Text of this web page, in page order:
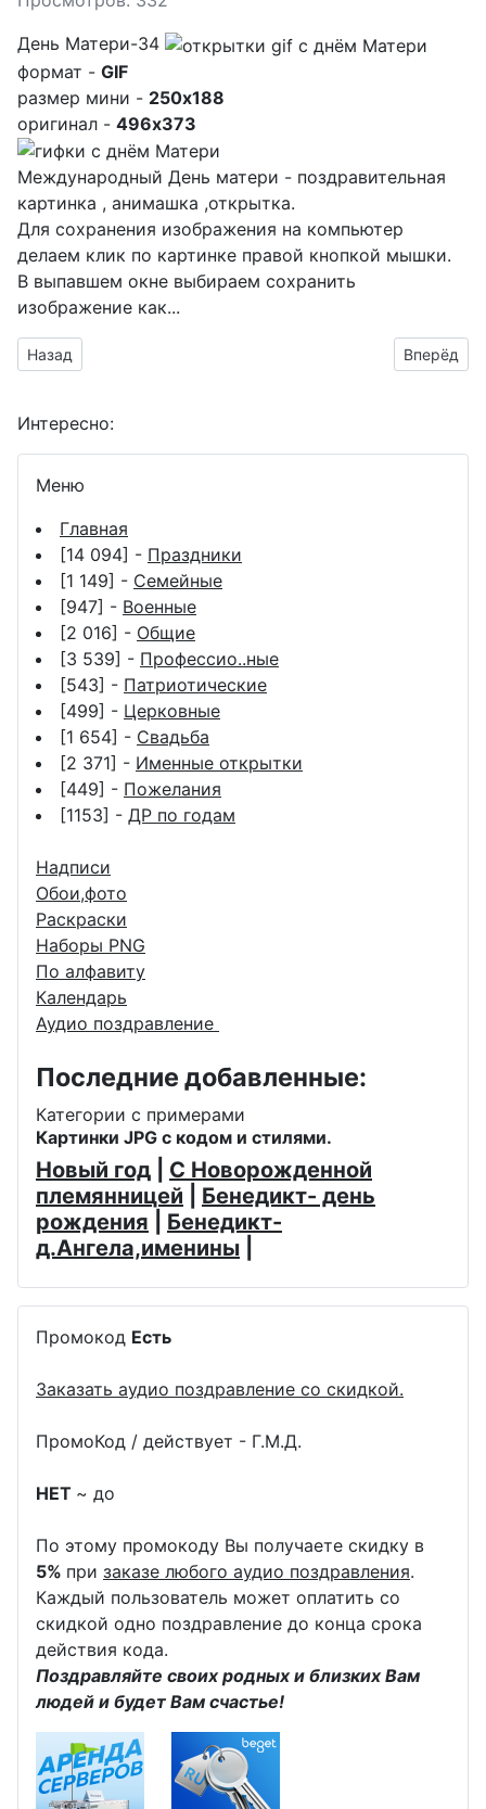
День Матери-34
формат - GIF
размер мини - 250x188
оригинал - 496x373
Международный День матери - поздравительная
картинка , анимашка ,открытка.
Для сохранения изображения на компьютер
делаем клик по картинке правой кнопкой мышки.
В выпавшем окне выбираем сохранить
изображение как...
Предыдущий материал: gif Happy Mother's Day
Назад Вперёд
Интересно:
Меню
Главная
[14 094] - Праздники
[1 149] - Семейные
[947] - Военные
[2 016] - Общие
[3 539] - Профессио..ные
[543] - Патриотические
[499] - Церковные
[1 654] - Свадьба
[2 371] - Именные открытки
[449] - Пожелания
[1153] - ДР по годам
Надписи
Обои,фото
Раскраски
Наборы PNG
По алфавиту
Календарь
Аудио поздравление
Последние добавленные:
Категории с примерами
Картинки JPG с кодом и стилями.
Новый год
С Новорожденной
племянницей
Бенедикт- день
рождения
Бенедикт-
д.Ангела,именины
Промокод Есть
Заказать аудио поздравление со скидкой.
ПромоКод / действует - Г.М.Д.
НЕТ ~ до
По этому промокоду Вы получаете скидку в
5% при заказе любого аудио поздравления.
Каждый пользователь может оплатить со
скидкой одно поздравление до конца срока
действия кода.
Поздравляйте своих родных и близких Вам
людей и будет Вам счастье!